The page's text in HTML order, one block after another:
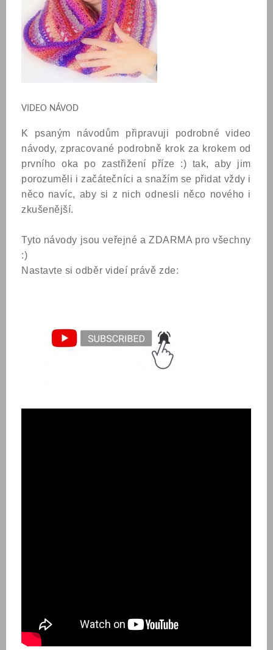
VIDEO NÁVOD
K psaným návodům připravuji podrobné video
návody, zpracované podrobně krok za krokem od
prvního oka po zastřižení příze :) tak, aby jim
porozuměli i začátečníci a snažím se přidat vždy i
něco navíc, aby si z nich odnesli něco nového i
zkušenější.
Tyto návody jsou veřejné a ZDARMA pro všechny
:)
Nastavte si odběr videí právě zde: